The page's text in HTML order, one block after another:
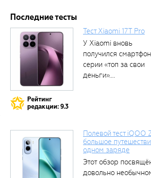
Последние тесты
Рейтинг
редакции: 9.3
Тест Xiaomi 17T Pro
У Xiaomi вновь
получился
серии «топ за свои
деньги»....
Полевой тест iQOO
большое
одном заряде
Этот обзор
довольно